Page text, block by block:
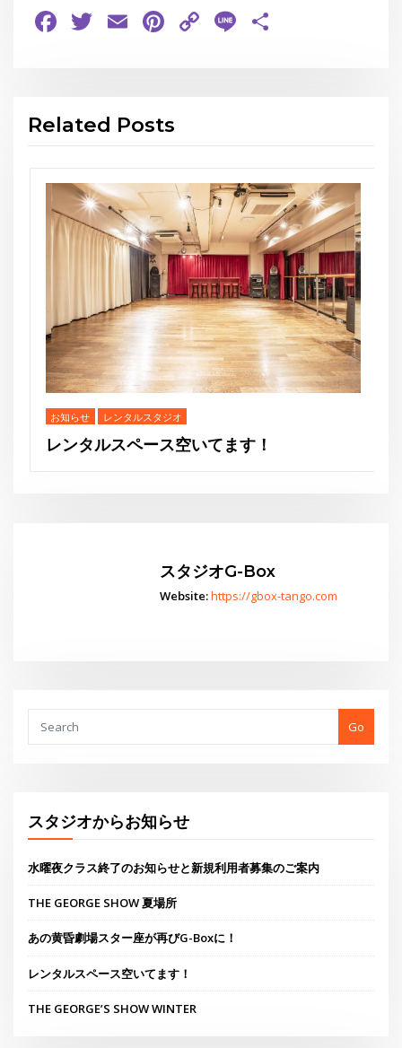
Facebook
Twitter
EmailPinterest
Copy
Line
Related Posts
ます！
お知らせ
THE GEORGE’S
スタジオG-Box
Website:https://gbox-tango.com
あの黄昏劇場スター座が再びG-Boxに！